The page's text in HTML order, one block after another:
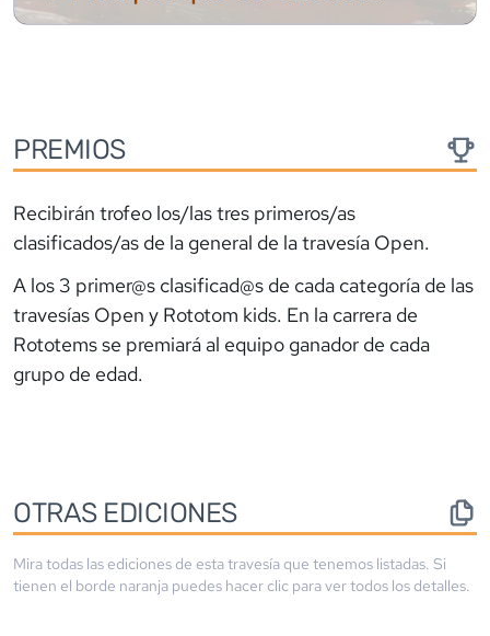
PREMIOS
Recibirán trofeo los/las tres primeros/as
clasificados/as de la general de la travesía Open.
A los 3 primer@s clasificad@s de cada categoría de las
travesías Open y Rototom kids. En la carrera de
Rototems se premiará al equipo ganador de cada
grupo de edad.
OTRAS EDICIONES
Mira todas las ediciones de esta travesía que tenemos listadas. Si
tienen el borde naranja puedes hacer clic para ver todos los detalles.